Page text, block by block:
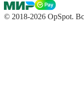
© 2018-2026 OpSpot.